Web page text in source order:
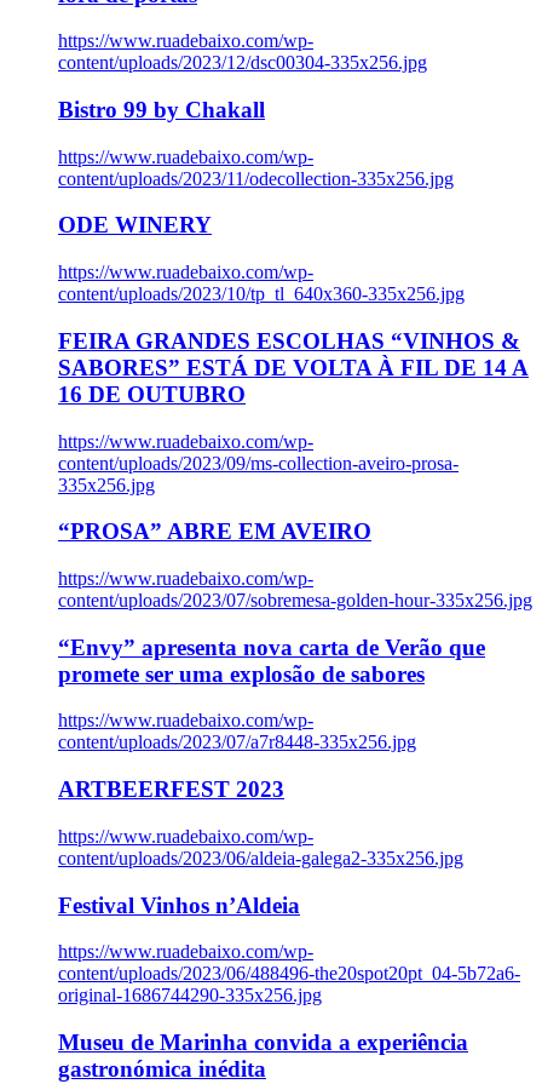
https://www.ruadebaixo.com/wp-
content/uploads/2023/12/dsc00304-335x256.jpg
Bistro 99 by Chakall
https://www.ruadebaixo.com/wp-
content/uploads/2023/11/odecollection-335x256.jpg
ODE WINERY
https://www.ruadebaixo.com/wp-
content/uploads/2023/10/tp_tl_640x360-335x256.jpg
FEIRA GRANDES ESCOLHAS “VINHOS &
SABORES” ESTÁ DE VOLTA À FIL DE 14 A
16 DE OUTUBRO
https://www.ruadebaixo.com/wp-
content/uploads/2023/09/ms-collection-aveiro-prosa-
335x256.jpg
“PROSA” ABRE EM AVEIRO
https://www.ruadebaixo.com/wp-
content/uploads/2023/07/sobremesa-golden-hour-335x256.jpg
“Envy” apresenta nova carta de Verão que
promete ser uma explosão de sabores
https://www.ruadebaixo.com/wp-
content/uploads/2023/07/a7r8448-335x256.jpg
ARTBEERFEST 2023
https://www.ruadebaixo.com/wp-
content/uploads/2023/06/aldeia-galega2-335x256.jpg
Festival Vinhos n’Aldeia
https://www.ruadebaixo.com/wp-
content/uploads/2023/06/488496-the20spot20pt_04-5b72a6-
original-1686744290-335x256.jpg
Museu de Marinha convida a experiência
gastronómica inédita